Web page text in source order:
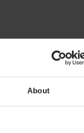
About